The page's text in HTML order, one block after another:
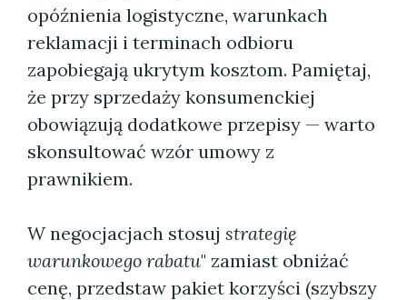
opóźnienia logistyczne, warunkach
reklamacji i terminach odbioru
zapobiegają ukrytym kosztom. Pamiętaj,
że przy sprzedaży konsumenckiej
obowiązują dodatkowe przepisy — warto
skonsultować wzór umowy z
prawnikiem.
W negocjacjach stosuj strategię
warunkowego rabatu" zamiast obniżać
cenę, przedstaw pakiet korzyści (szybszy